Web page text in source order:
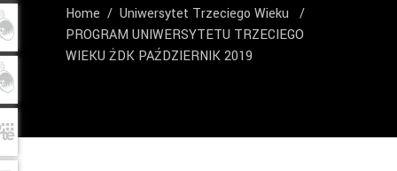
Home / Uniwersytet Trzeciego Wieku
/
PROGRAM UNIWERSYTETU TRZECIEGO
WIEKU ŻDK PAŹDZIERNIK 2019